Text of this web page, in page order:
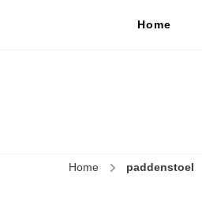
Home
Home paddenstoel